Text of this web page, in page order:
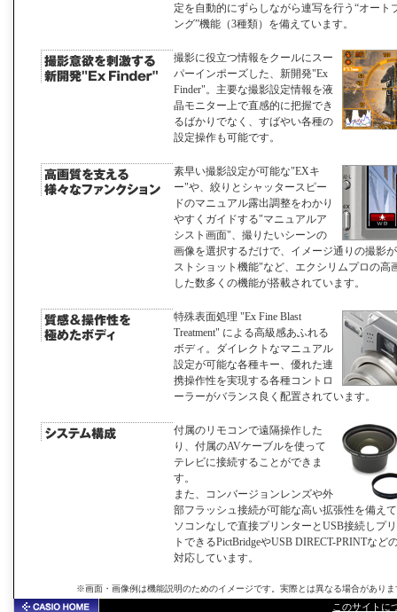
定を自動的にずらしながら連写を行う“オート
ング”機能（3種類）を備えています。
撮影に役立つ情報をクールにスー
パーインポーズした、新開発"Ex
Finder"。主要な撮影設定情報を液
晶モニター上で直感的に把握でき
るばかりでなく、すばやい各種の
設定操作も可能です。
素早い撮影設定が可能な"EXキ
ー"や、絞りとシャッタースピー
ドのマニュアル露出調整をわかり
やすくガイドする"マニュアルア
シスト画面"、撮りたいシーンの
画像を選択するだけで、イメージ通りの撮影
ストショット機能"など、エクシリムプロの高
した数多くの機能が搭載されています。
特殊表面処理 "Ex Fine Blast
Treatment" による高級感あふれる
ボディ。ダイレクトなマニュアル
設定が可能な各種キー、優れた連
携操作性を実現する各種コントロ
ーラーがバランス良く配置されています。
付属のリモコンで遠隔操作した
り、付属のAVケーブルを使って
テレビに接続することができま
す。
また、コンバージョンレンズや外
部フラッシュ接続が可能な高い拡張性を備え
ソコンなしで直接プリンターとUSB接続しプ
トできるPictBridgeやUSB DIRECT-PRINTなど
対応しています。
※画面・画像例は機能説明のためのイメージです。実際とは異なる場合がありま
このサイトに